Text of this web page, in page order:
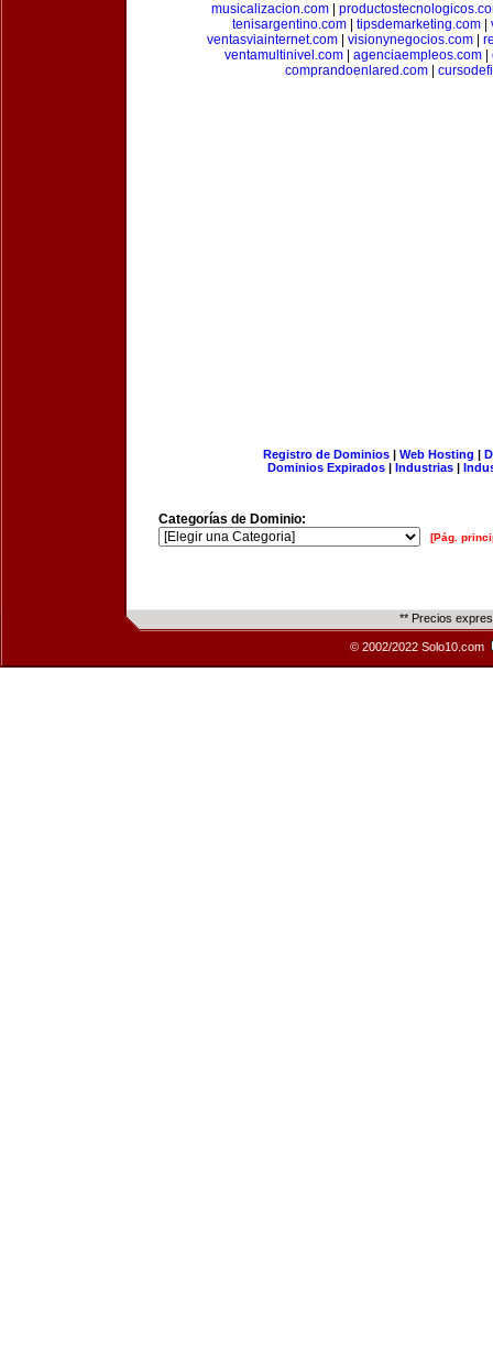
musicalizacion.com|
tenisargentino.com
tipsdemarketing.com
ventasviainternet.com
visionynegocios.com
ventamultinivel.com| agenciaempleos.com|
comprandoenlared.com|
Registro de Dominios| Web Hosting |
Dominios Expirados | Industrias |
Categorías de Dominio:
[Pág.
** Precios
© 2002/2022 Solo10.com